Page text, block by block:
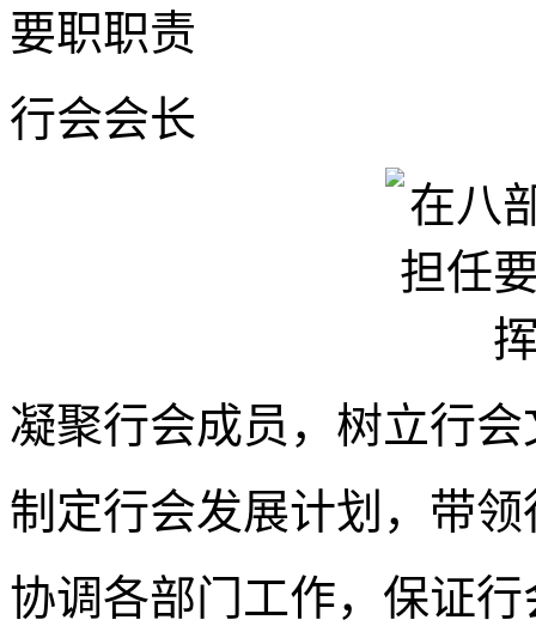
要职职责
行会会长
凝聚行会成员，树立行会
制定行会发展计划，带
协调各部门工作，保证